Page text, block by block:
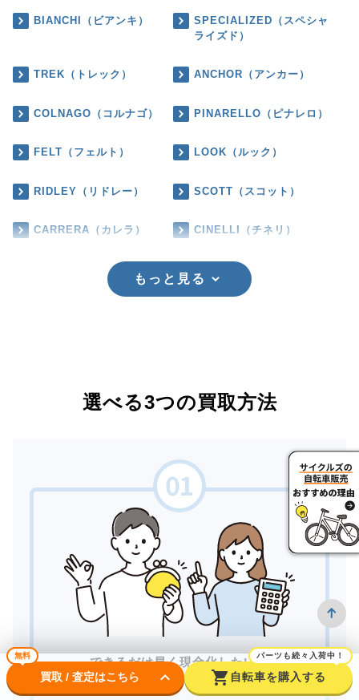
BIANCHI（ビアンキ）
SPECIALIZED（スペシャ
ライズド）
TREK（トレック） ANCHOR（アンカー）
COLNAGO（コルナゴ） PINARELLO（ピナレロ）
FELT（フェルト） LOOK（ルック）
RIDLEY（リドレー） SCOTT（スコット）
CARRERA（カレラ） CINELLI（チネリ）
もっと見る
選べる3つの買取方法
できるだけ早く現金化したい。
対面で安心して取引したい。
無料
買取 / 査定はこちら keyboard_arrow_down shopping_cart
パーツも続々入荷中！
自転車を購入する